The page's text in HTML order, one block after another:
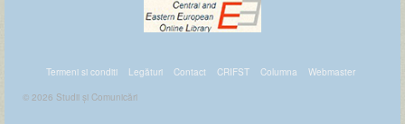
Termeni si conditi Legături Contact CRIFST Columna
Webmaster
© 2026 Studii și Comunicări